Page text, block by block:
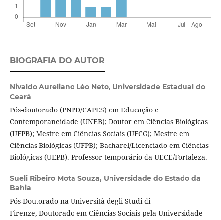
BIOGRAFIA DO AUTOR
Nivaldo Aureliano Léo Neto, Universidade Estadual do
Ceará
Pós-doutorado (PNPD/CAPES) em Educação e
Contemporaneidade (UNEB); Doutor em Ciências Biológicas
(UFPB); Mestre em Ciências Sociais (UFCG); Mestre em
Ciências Biológicas (UFPB); Bacharel/Licenciado em Ciências
Biológicas (UEPB). Professor temporário da UECE/Fortaleza.
Sueli Ribeiro Mota Souza, Universidade do Estado da
Bahia
Pós-Doutorado na Università degli Studi di
Firenze, Doutorado em Ciências Sociais pela Universidade